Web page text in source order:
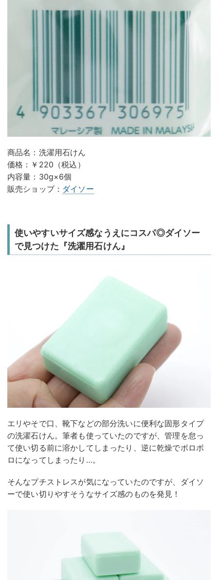
商品名：洗濯用石けん
価格：￥220（税込）
内容量：30g×6個
販売ショップ： ダイソー
使いやすいサイズ感なうえにコスパ◎ダイソー
で見つけた『洗濯用石けん』
エリやそで口、靴下などの部分洗いに便利な固形タイプ
の洗濯石けん。筆者も使っていたのですが、管理を怠っ
て使い切る前に溶かしてしまったり、逆に乾燥でボロボ
ロになってしまったり…。
そんなプチストレスが気になっていたのですが、ダイソ
ーで使い切りやすそうなサイズ感のものを発見！